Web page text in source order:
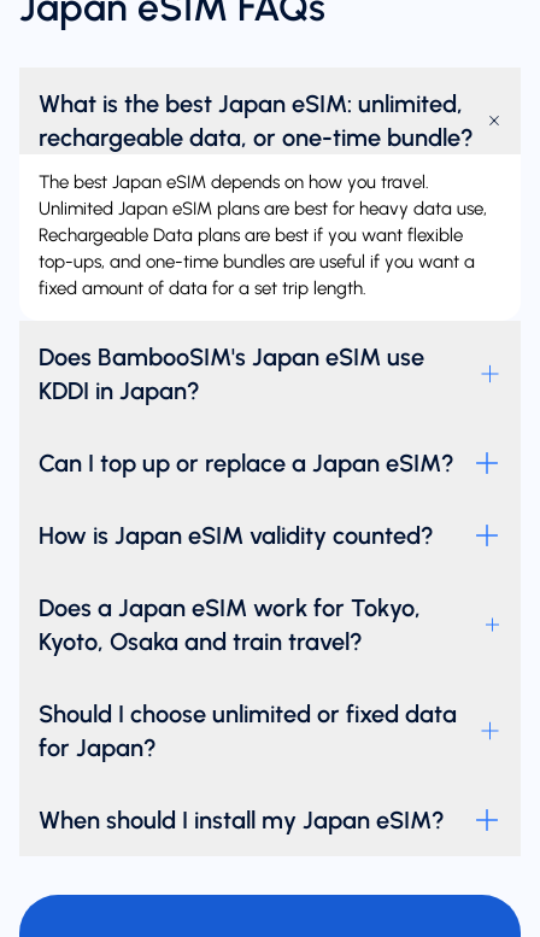
What is the best Japan eSIM: unlimited,
rechargeable data, or one-time bundle?
The best Japan eSIM depends on how you travel.
Unlimited Japan eSIM plans are best for heavy data use,
Rechargeable Data plans are best if you want flexible
top-ups, and one-time bundles are useful if you want a
fixed amount of data for a set trip length.
Does BambooSIM's Japan eSIM use
KDDI in Japan?
Can I top up or replace a Japan eSIM?
How is Japan eSIM validity counted?
Does a Japan eSIM work for Tokyo,
Kyoto, Osaka and train travel?
Should I choose unlimited or fixed data
for Japan?
When should I install my Japan eSIM?